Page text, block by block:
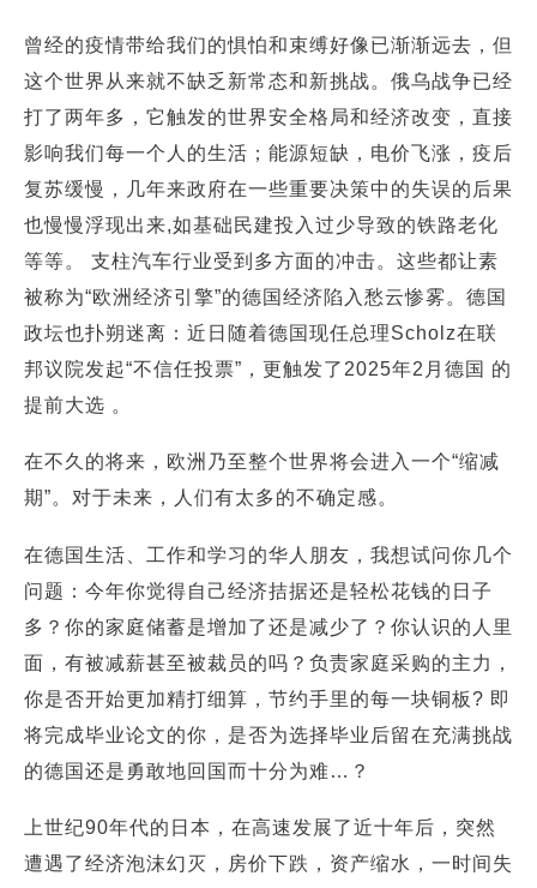
曾经的疫情带给我们的惧怕和束缚好像已渐渐远去，但
这个世界从来就不缺乏新常态和新挑战。俄乌战争已经
打了两年多，它触发的世界安全格局和经济改变，直接
影响我们每一个人的生活；能源短缺，电价飞涨，疫后
复苏缓慢，几年来政府在一些重要决策中的失误的后果
也慢慢浮现出来,如基础民建投入过少导致的铁路老化
等等。 支柱汽车行业受到多方面的冲击。这些都让素
被称为“欧洲经济引擎”的德国经济陷入愁云惨雾。德国
政坛也扑朔迷离：近日随着德国现任总理Scholz在联
邦议院发起“不信任投票”，更触发了2025年2月德国 的
提前大选 。
在不久的将来，欧洲乃至整个世界将会进入一个“缩减
期”。对于未来，人们有太多的不确定感。
在德国生活、工作和学习的华人朋友，我想试问你几个
问题：今年你觉得自己经济拮据还是轻松花钱的日子
多？你的家庭储蓄是增加了还是减少了？你认识的人里
面，有被减薪甚至被裁员的吗？负责家庭采购的主力，
你是否开始更加精打细算，节约手里的每一块铜板? 即
将完成毕业论文的你，是否为选择毕业后留在充满挑战
的德国还是勇敢地回国而十分为难…？
上世纪90年代的日本，在高速发展了近十年后，突然
遭遇了经济泡沫幻灭，房价下跌，资产缩水，一时间失